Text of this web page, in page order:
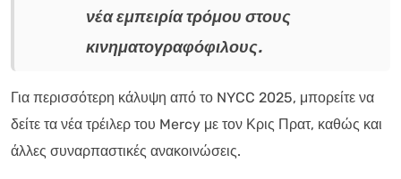
νέα εμπειρία τρόμου στους
κινηματογραφόφιλους.
Για περισσότερη κάλυψη από το NYCC 2025, μπορείτε να
δείτε τα νέα τρέιλερ του Mercy με τον Κρις Πρατ, καθώς και
άλλες συναρπαστικές ανακοινώσεις.